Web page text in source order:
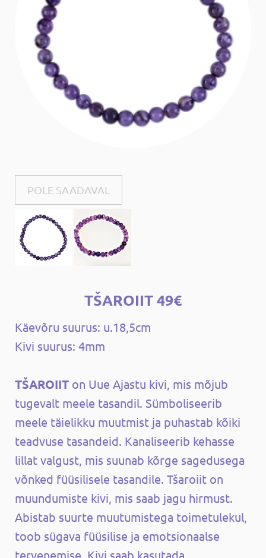
POLE SAADAVAL
TŠAROIIT 49€
Käevõru suurus: u.18,5cm
Kivi suurus: 4mm
TŠAROIIT on Uue Ajastu kivi, mis mõjub
tugevalt meele tasandil. Sümboliseerib
meele täielikku muutmist ja puhastab kõiki
teadvuse tasandeid. Kanaliseerib kehasse
lillat valgust, mis suunab kõrge sagedusega
võnked füüsilisele tasandile. Tšaroiit on
muundumiste kivi, mis saab jagu hirmust.
Abistab suurte muutumistega toimetulekul,
toob sügava füüsilise ja emotsionaalse
tervenemise. Kivi saab kasutada